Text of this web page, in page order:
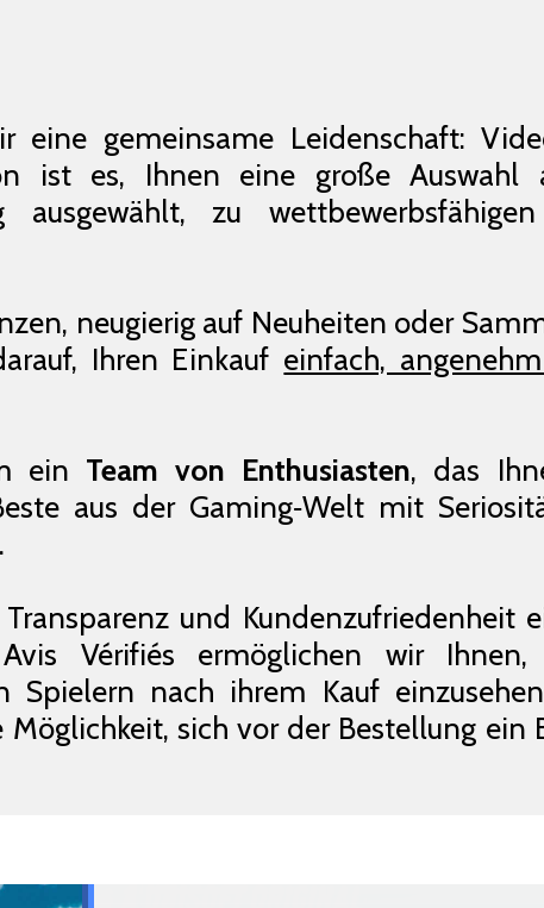
eine gemeinsame Leidenschaft:
ist es, Ihnen eine große Auswahl
ausgewählt, zu
neugierig auf Neuheiten oder
Ihren Einkauf einfach,
ein Team von Enthusiasten, das
aus der Gaming‑Welt mit
und Kundenzufriedenheit
Vérifiés ermöglichen wir Ihnen,
Spielern nach ihrem Kauf
Möglichkeit, sich vor der Bestellung ein